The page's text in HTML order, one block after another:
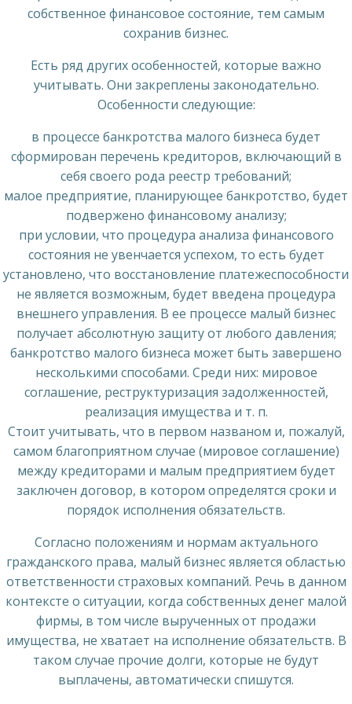
собственное финансовое состояние, тем самым
сохранив бизнес.
Есть ряд других особенностей, которые важно
учитывать. Они закреплены законодательно.
Особенности следующие:
в процессе банкротства малого бизнеса будет
сформирован перечень кредиторов, включающий в
себя своего рода реестр требований;
малое предприятие, планирующее банкротство, будет
подвержено финансовому анализу;
при условии, что процедура анализа финансового
состояния не увенчается успехом, то есть будет
установлено, что восстановление платежеспособности
не является возможным, будет введена процедура
внешнего управления. В ее процессе малый бизнес
получает абсолютную защиту от любого давления;
банкротство малого бизнеса может быть завершено
несколькими способами. Среди них: мировое
соглашение, реструктуризация задолженностей,
реализация имущества и т. п.
Стоит учитывать, что в первом названом и, пожалуй,
самом благоприятном случае (мировое соглашение)
между кредиторами и малым предприятием будет
заключен договор, в котором определятся сроки и
порядок исполнения обязательств.
Согласно положениям и нормам актуального
гражданского права, малый бизнес является областью
ответственности страховых компаний. Речь в данном
контексте о ситуации, когда собственных денег малой
фирмы, в том числе вырученных от продажи
имущества, не хватает на исполнение обязательств. В
таком случае прочие долги, которые не будут
выплачены, автоматически спишутся.